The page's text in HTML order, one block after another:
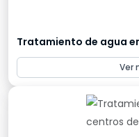
Tratamiento de agua
Ver